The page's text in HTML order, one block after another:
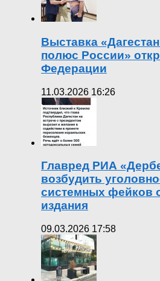
Выставка
полюс России»
Федерации
11.03.2026 16:26
Главред РИА
возбудить
системных фейков
издания
09.03.2026 17:58